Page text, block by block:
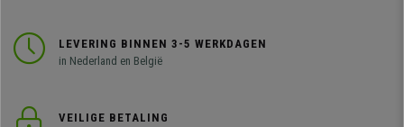
LEVERING BINNEN 3-5 WERKDAGEN
in Nederland en België
VEILIGE BETALING